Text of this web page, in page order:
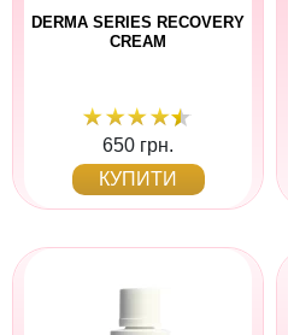
DERMA SERIES RECOVERY
CREAM
650 грн.
КУПИТИ